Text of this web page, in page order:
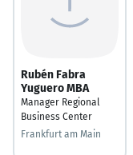
Rubén Fabra
Yuguero MBA
Manager Regional
Business Center
Frankfurt am Main